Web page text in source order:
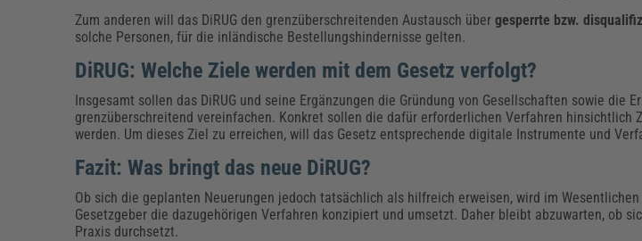
Zum anderen will das DiRUG den grenzüberschreitenden Austausch über gesperrte bzw.
solche Personen, für die inländische Bestellungshindernisse gelten.
DiRUG: Welche Ziele werden mit dem Gesetz verfolgt?
Insgesamt sollen das DiRUG und seine Ergänzungen die Gründung von Gesellschaften sowie die
grenzüberschreitend vereinfachen. Konkret sollen die dafür erforderlichen Verfahren hinsichtlich
werden. Um dieses Ziel zu erreichen, will das Gesetz entsprechende digitale Instrumente und
Fazit: Was bringt das neue DiRUG?
Ob sich die geplanten Neuerungen jedoch tatsächlich als hilfreich erweisen, wird im
Gesetzgeber die dazugehörigen Verfahren konzipiert und umsetzt. Daher bleibt abzuwarten, ob
Praxis durchsetzt.